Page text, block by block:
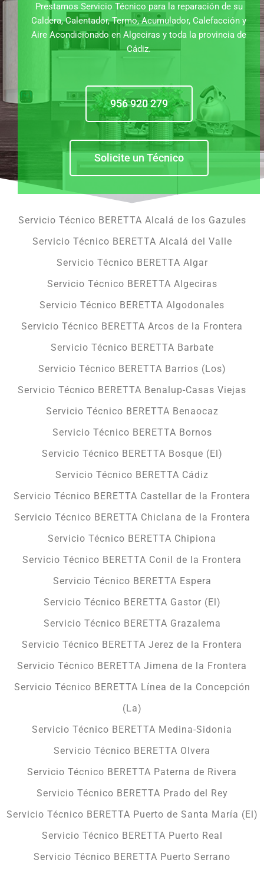
Prestamos Servicio Técnico para la reparación de su
Caldera, Calentador, Termo, Acumulador, Calefacción y
Aire Acondicionado en Algeciras y toda la provincia de
Cádiz.
956 920 279
Solicite un Técnico
Servicio Técnico BERETTA Alcalá de los Gazules
Servicio Técnico BERETTA Alcalá del Valle
Servicio Técnico BERETTA Algar
Servicio Técnico BERETTA Algeciras
Servicio Técnico BERETTA Algodonales
Servicio Técnico BERETTA Arcos de la Frontera
Servicio Técnico BERETTA Barbate
Servicio Técnico BERETTA Barrios (Los)
Servicio Técnico BERETTA Benalup-Casas Viejas
Servicio Técnico BERETTA Benaocaz
Servicio Técnico BERETTA Bornos
Servicio Técnico BERETTA Bosque (El)
Servicio Técnico BERETTA Cádiz
Servicio Técnico BERETTA Castellar de la Frontera
Servicio Técnico BERETTA Chiclana de la Frontera
Servicio Técnico BERETTA Chipiona
Servicio Técnico BERETTA Conil de la Frontera
Servicio Técnico BERETTA Espera
Servicio Técnico BERETTA Gastor (El)
Servicio Técnico BERETTA Grazalema
Servicio Técnico BERETTA Jerez de la Frontera
Servicio Técnico BERETTA Jimena de la Frontera
Servicio Técnico BERETTA Línea de la Concepción
(La)
Servicio Técnico BERETTA Medina-Sidonia
Servicio Técnico BERETTA Olvera
Servicio Técnico BERETTA Paterna de Rivera
Servicio Técnico BERETTA Prado del Rey
Servicio Técnico BERETTA Puerto de Santa María (El)
Servicio Técnico BERETTA Puerto Real
Servicio Técnico BERETTA Puerto Serrano